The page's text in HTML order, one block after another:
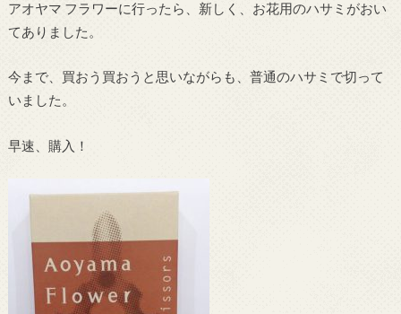
アオヤマ フラワーに行ったら、新しく、お花用のハサミがおい
てありました。
今まで、買おう買おうと思いながらも、普通のハサミで切って
いました。
早速、購入！